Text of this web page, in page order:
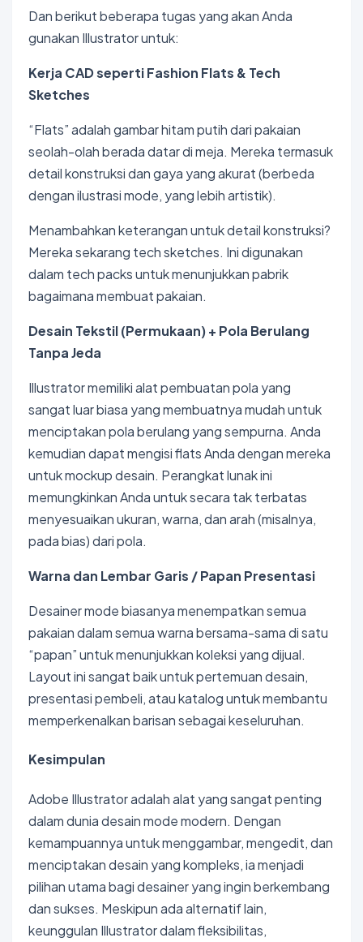
Dan berikut beberapa tugas yang akan Anda
gunakan Illustrator untuk:
Kerja CAD seperti Fashion Flats & Tech
Sketches
“Flats” adalah gambar hitam putih dari pakaian
seolah-olah berada datar di meja. Mereka termasuk
detail konstruksi dan gaya yang akurat (berbeda
dengan ilustrasi mode, yang lebih artistik).
Menambahkan keterangan untuk detail konstruksi?
Mereka sekarang tech sketches. Ini digunakan
dalam tech packs untuk menunjukkan pabrik
bagaimana membuat pakaian.
Desain Tekstil (Permukaan) + Pola Berulang
Tanpa Jeda
Illustrator memiliki alat pembuatan pola yang
sangat luar biasa yang membuatnya mudah untuk
menciptakan pola berulang yang sempurna. Anda
kemudian dapat mengisi flats Anda dengan mereka
untuk mockup desain. Perangkat lunak ini
memungkinkan Anda untuk secara tak terbatas
menyesuaikan ukuran, warna, dan arah (misalnya,
pada bias) dari pola.
Warna dan Lembar Garis / Papan Presentasi
Desainer mode biasanya menempatkan semua
pakaian dalam semua warna bersama-sama di satu
“papan” untuk menunjukkan koleksi yang dijual.
Layout ini sangat baik untuk pertemuan desain,
presentasi pembeli, atau katalog untuk membantu
memperkenalkan barisan sebagai keseluruhan.
Kesimpulan
Adobe Illustrator adalah alat yang sangat penting
dalam dunia desain mode modern. Dengan
kemampuannya untuk menggambar, mengedit, dan
menciptakan desain yang kompleks, ia menjadi
pilihan utama bagi desainer yang ingin berkembang
dan sukses. Meskipun ada alternatif lain,
keunggulan Illustrator dalam fleksibilitas,